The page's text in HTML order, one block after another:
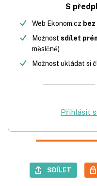
S
Web Ekonom.cz
Možnost sdílet
měsíčně)
Možnost ukládat si
Přihlásit
SDÍLET